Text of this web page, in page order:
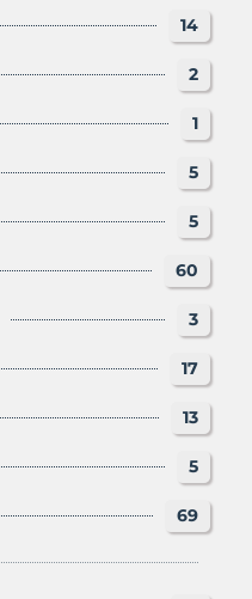
14
2
1
5
5
60
3
17
13
5
69